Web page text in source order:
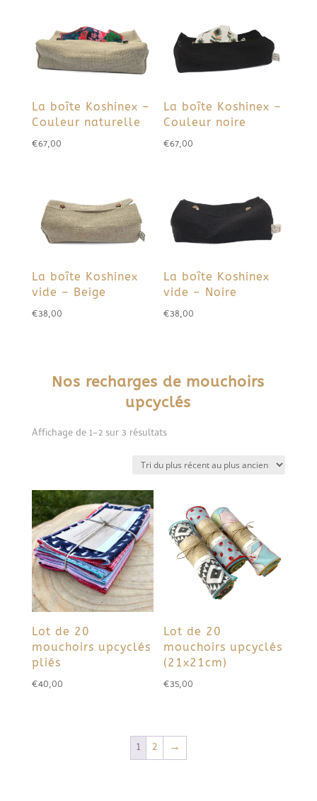
La boîte Koshinex –
Couleur naturelle
€67,00
La boîte Koshinex –
Couleur noire
€67,00
La boîte Koshinex
vide – Beige
€38,00
La boîte Koshinex
vide – Noire
€38,00
Nos recharges de mouchoirs
upcyclés
Affichage de 1–2 sur 3 résultatsTrié
récent
au
plus
Lot de 20
mouchoirs upcyclés
pliés
€40,00
Lot de 20
mouchoirs upcyclés
(21x21cm)
€35,00
1 2 →